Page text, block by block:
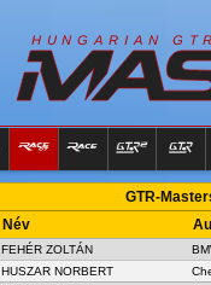
H U N G A R I A N G T
GTR-
Név
FEHÉR ZOLTÁN
HUSZAR NORBERT